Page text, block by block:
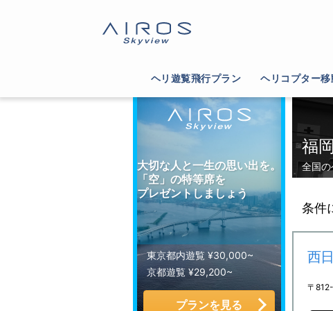
ヘリ遊覧飛行プラン ヘリコプター移
大切な人と一生の思い出を。
「空」の特等席を
プレゼントしましょう
東京都内遊覧 ¥30,000~
京都遊覧 ¥29,200~
プランを見る
福
全国の
条件
西
〒